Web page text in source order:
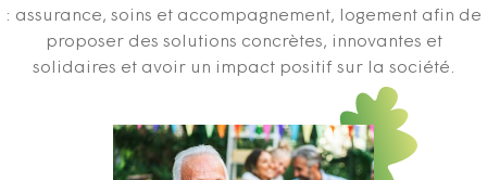
: assurance, soins et accompagnement, logement afin de
proposer des solutions concrètes, innovantes et
solidaires et avoir un impact positif sur la société.